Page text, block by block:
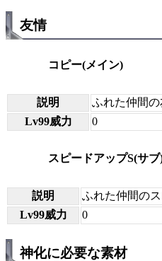
友情
コピー(メイン)
説明
ふれた仲間
Lv99威力
0
スピードアップS(サブ
説明
ふれた仲間の
Lv99威力
0
神化に必要な素材